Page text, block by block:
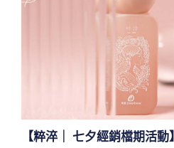
【粹淬｜ 七夕經銷檔期活動】